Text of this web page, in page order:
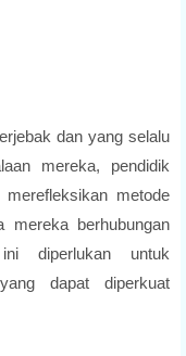
dan yang selalu
mereka, pendidik
metode
mereka berhubungan
diperlukan untuk
dapat diperkuat